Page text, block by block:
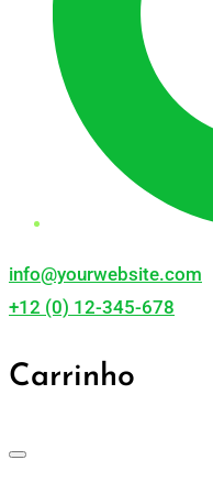
info@yourwebsite.com
+12 (0) 12-345-678
Carrinho